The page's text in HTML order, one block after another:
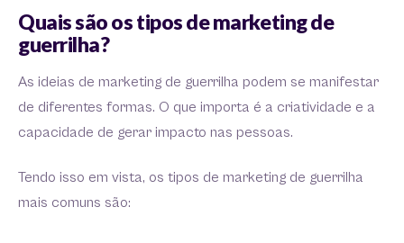
Quais são os tipos de marketing de
guerrilha?
As ideias de marketing de guerrilha podem se manifestar
de diferentes formas. O que importa é a criatividade e a
capacidade de gerar impacto nas pessoas.
Tendo isso em vista, os tipos de marketing de guerrilha
mais comuns são: